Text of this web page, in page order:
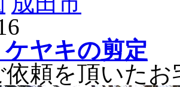
ヤキの剪定
依頼を頂いた